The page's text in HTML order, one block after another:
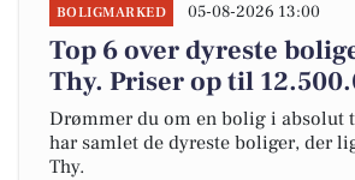
BOLIGMARKED 05-08-2026 13:00
Top 6 over dyreste
Thy. Priser op til
Drømmer du om en bolig i absolut
har samlet de dyreste boliger, der
Thy.